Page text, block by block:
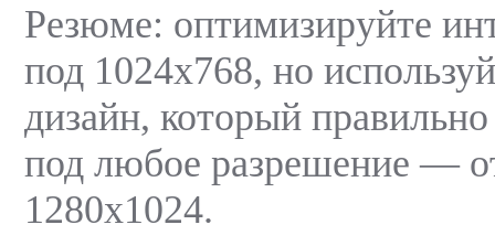
Резюме: оптимизируйте
под 1024х768, но
дизайн, который правильно
под любое разрешение —
1280х1024.